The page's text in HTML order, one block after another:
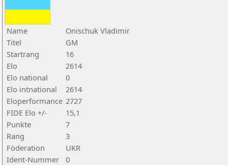
Name
Onischuk Vladimir
Titel
GM
Startrang
16
Elo
2614
Elo national
0
Elo intnational
2614
Eloperformance 2727
FIDE Elo +/-
15,1
Punkte
7
Rang
3
Föderation
UKR
Ident-Nummer
0